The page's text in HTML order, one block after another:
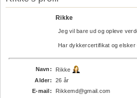
Rikke
Jeg vil bare ud og opleve
Har dykkercertifikat og elsker
Navn:
Rikke
Alder:
26 år
E-mail:
Rikkemd@gmail.com